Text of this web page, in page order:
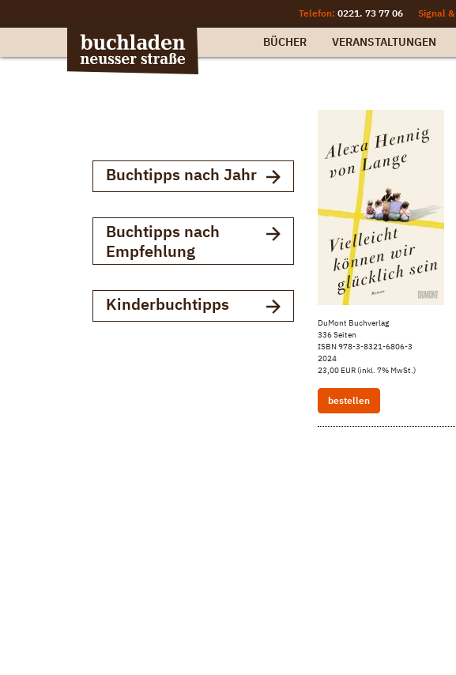
Telefon: 0221. 73 77 06 Signal
BÜCHER VERANSTALTUNGEN
Buchtipps nach Jahr
Buchtipps nach
Empfehlung
Kinderbuchtipps
DuMont Buchverlag
336 Seiten
ISBN 978-3-8321-6806-3
2024
23,00 EUR (inkl. 7% MwSt.)
bestellen